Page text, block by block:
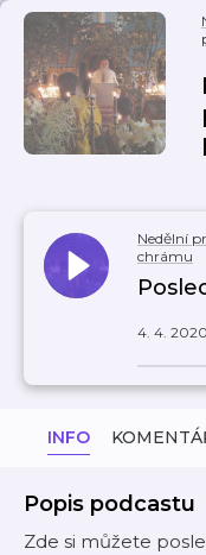
Nedělní
chrámu
4. 4. 2020
INFO
Popis podcastu
Zde si můžete